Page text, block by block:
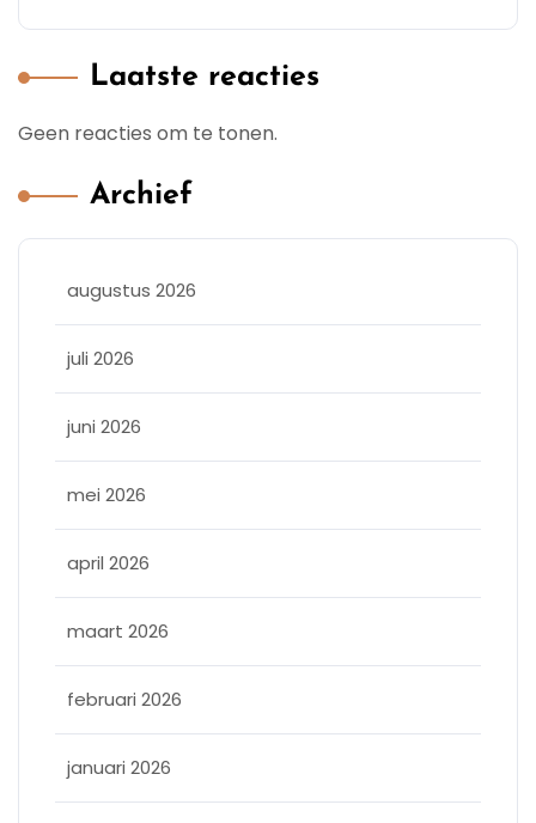
Laatste reacties
Geen reacties om te tonen.
Archief
augustus 2026
juli 2026
juni 2026
mei 2026
april 2026
maart 2026
februari 2026
januari 2026